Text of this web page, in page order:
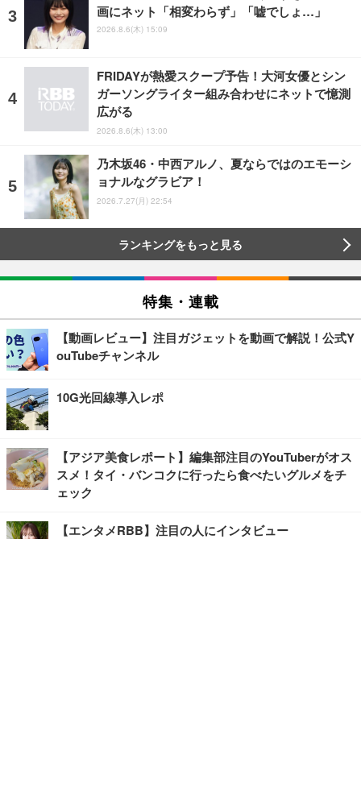
画にネット「相変わらず」「嘘でしょ…」
2026.8.6(木) 15:09
FRIDAYが熱愛スクープ予告！大河女優とシン
ガーソングライター組み合わせにネットで憶測
広がる
2026.8.6(木) 13:00
乃木坂46・中西アルノ、夏ならではのエモーシ
ョナルなグラビア！
2026.7.27(月) 22:54
ランキングをもっと見る
特集・連載
【動画レビュー】注目ガジェットを動画で解説！公式Y
ouTubeチャンネル
10G光回線導入レポ
【アジア美食レポート】編集部注目のYouTuberがオス
スメ！タイ・バンコクに行ったら食べたいグルメをチ
ェック
【エンタメRBB】注目の人にインタビュー